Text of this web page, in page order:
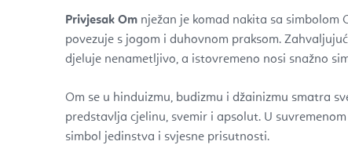
Privjesak Om nježan je komad nakita sa simbolom
povezuje s jogom i duhovnom praksom.
djeluje nenametljivo, a istovremeno nosi snažno
Om se u hinduizmu, budizmu i džainizmu smatra
predstavlja cjelinu, svemir i apsolut. U
simbol jedinstva i svjesne prisutnosti.